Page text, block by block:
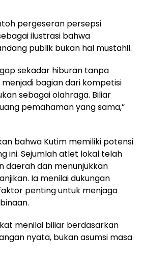
pergeseran persepsi
ilustrasi bahwa
publik bukan hal mustahil.
sekadar hiburan tanpa
bagian dari kompetisi
sebagai olahraga. Biliar
pemahaman yang sama,”
bahwa Kutim memiliki potensi
ini. Sejumlah atlet lokal telah
daerah dan menunjukkan
Ia menilai dukungan
penting untuk menjaga
menilai biliar berdasarkan
nyata, bukan asumsi masa